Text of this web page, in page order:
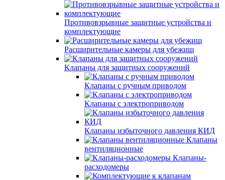
Противовзрывные защитные устройства и
комплектующие
Расширительные камеры для убежищ
Клапаны для защитных сооружений
Клапаны с ручным приводом
Клапаны с электроприводом
Клапаны избыточного давления КИД
Клапаны
вентиляционные
Клапаны-
расходомеры